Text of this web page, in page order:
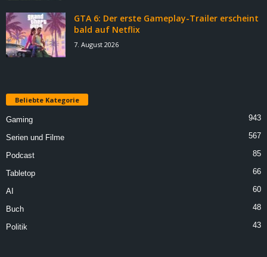
GTA 6: Der erste Gameplay-Trailer erscheint
bald auf Netflix
7. August 2026
Beliebte Kategorie
Gaming 943
Serien und Filme 567
Podcast 85
Tabletop 66
AI 60
Buch 48
Politik 43